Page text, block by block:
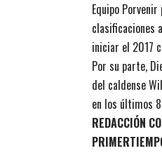
Equipo
clasificaciones
iniciar el 2017
Por su parte,
del caldense
en los últimos
REDACCIÓN